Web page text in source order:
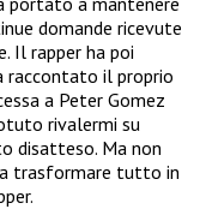
domande ricevute
Il rapper ha poi
raccontato il proprio
a Peter Gomez
rivalermi su
disatteso. Ma non
trasformare tutto in